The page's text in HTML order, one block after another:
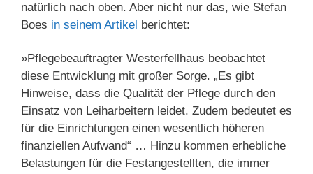
natürlich nach oben. Aber nicht nur das, wie Stefan
Boes in seinem Artikel berichtet:
»Pflegebeauftragter Westerfellhaus beobachtet
diese Entwicklung mit großer Sorge. „Es gibt
Hinweise, dass die Qualität der Pflege durch den
Einsatz von Leiharbeitern leidet. Zudem bedeutet es
für die Einrichtungen einen wesentlich höheren
finanziellen Aufwand“ … Hinzu kommen erhebliche
Belastungen für die Festangestellten, die immer